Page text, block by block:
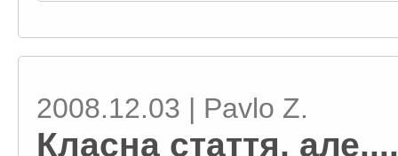
2008.12.03 | Pavlo Z.
Класна стаття,